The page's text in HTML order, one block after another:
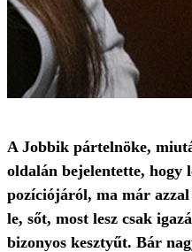
A Jobbik pártelnöke,
oldalán bejelentette, hogy
pozíciójáról, ma már
le, sőt, most lesz csak
bizonyos kesztyűt. Bár